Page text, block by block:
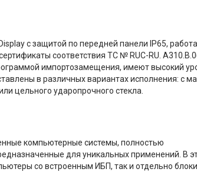
с защитой по передней панели IP65,
соответствия ТС № RUC-RU.
импортозамещения, имеют высокий
в различных вариантах исполнения: с
цельного ударопрочного стекла.
компьютерные системы, полностью
для уникальных применений. В
со встроенным ИБП, так и отдельно блоки